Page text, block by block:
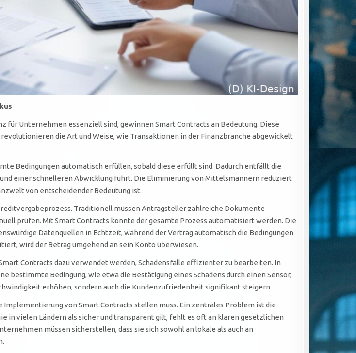
Unternehmen essenziell sind, gewinnen Smart Contracts an Bedeutung. Diese
die Art und Weise, wie Transaktionen in der Finanzbranche abgewickelt
Bedingungen automatisch erfüllen, sobald diese erfüllt sind. Dadurch entfällt die
einer schnelleren Abwicklung führt. Die Eliminierung von Mittelsmännern reduziert
von entscheidender Bedeutung ist.
Traditionell müssen Antragsteller zahlreiche Dokumente
prüfen. Mit Smart Contracts könnte der gesamte Prozess automatisiert werden. Die
Datenquellen in Echtzeit, während der Vertrag automatisch die Bedingungen
wird der Betrag umgehend an sein Konto überwiesen.
Contracts dazu verwendet werden, Schadensfälle effizienter zu bearbeiten. In
bestimmte Bedingung, wie etwa die Bestätigung eines Schadens durch einen Sensor,
erhöhen, sondern auch die Kundenzufriedenheit signifikant steigern.
von Smart Contracts stellen muss. Ein zentrales Problem ist die
in vielen Ländern als sicher und transparent gilt, fehlt es oft an klaren gesetzlichen
müssen sicherstellen, dass sie sich sowohl an lokale als auch an